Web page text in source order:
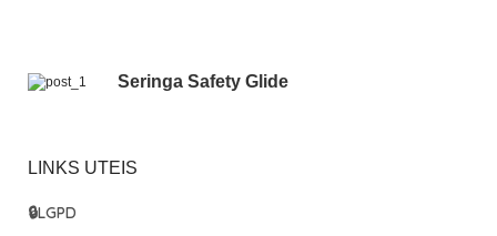
Seringa Safety Glide
LINKS UTEIS
🔒LGPD